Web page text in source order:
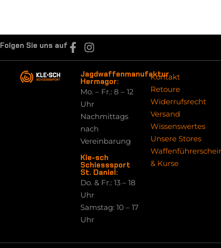
Folgen Sie uns auf
Jagdwaffenmanufaktur
Hermagor:
Mo. – Fr.: 8 – 12
Uhr
Nachmittags
nach
Vereinbarung
Kle-sch
Schiesssport
St. Daniel:
Do. & Fr.: 13 – 18
Uhr
Samstag: 10 – 17
Uhr
Kontakt
Retoure
Widerrufsrecht
Versand
Wissenswertes
Unsere Stores
& Kurse